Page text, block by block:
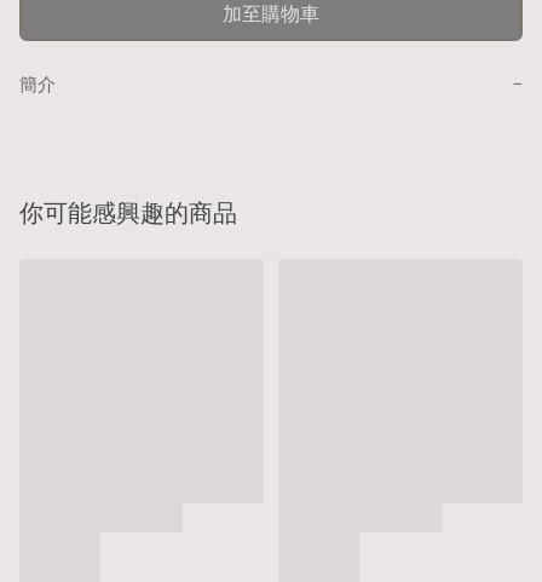
加至購物車
簡介 −
你可能感興趣的商品